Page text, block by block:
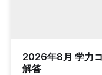
2026年8月 学力
解答